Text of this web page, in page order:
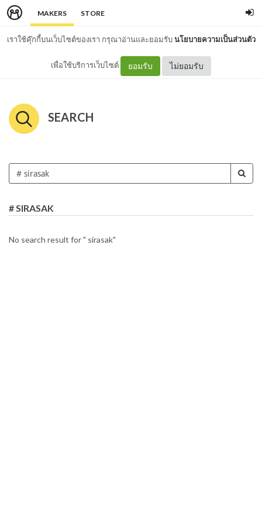
MAKERS STORE
เราใช้คุ๊กกี้บนเว็บไซต์ของเรา กรุณาอ่านและยอมรับนโยบายความเป็นส่วนตัว
เพื่อใช้บริการเว็บไซต์ ยอมรับ ไม่ยอมรับ
SEARCH
# SIRASAK
No search result for " sirasak"